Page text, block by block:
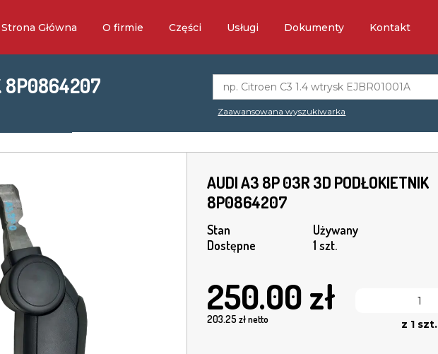
Strona Główna O firmie Części Usługi Dokumenty Kontakt
8P0864207
Zaawansowana wyszukiwarka
AUDI A3 8P 03R 3D PODŁOKIETNIK
8P0864207
Stan
Używany
Dostępne
1 szt.
250.00 zł
203.25zł netto z 1 szt.